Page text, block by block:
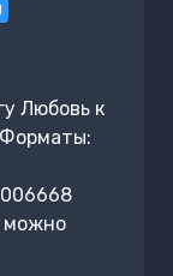
Любовь к
можно